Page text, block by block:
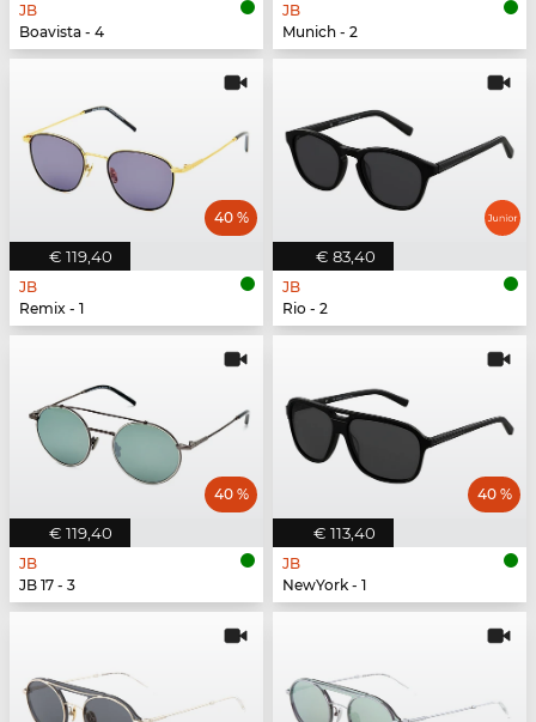
JB
Boavista - 4
JB
Munich - 2
€ 119,40
40 %
JB
Remix - 1
€ 83,40
JB
Rio - 2
€ 119,40
40 %
JB
JB 17 - 3
€ 113,40
40 %
JB
NewYork - 1